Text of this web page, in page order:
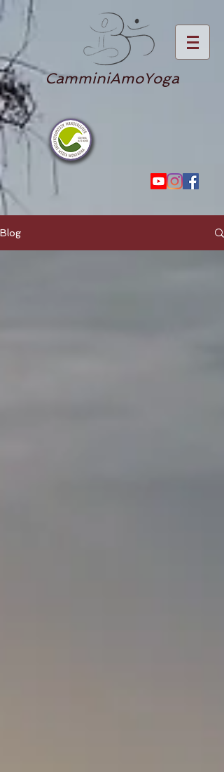
CamminiAmoYoga
Blog